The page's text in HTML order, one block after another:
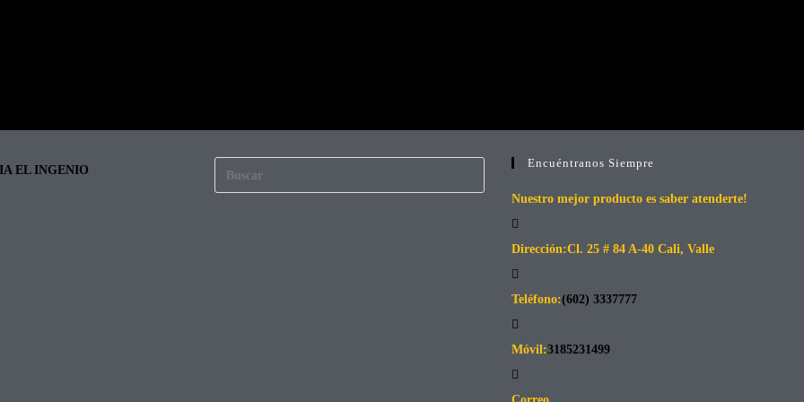
Encuéntranos Siempre
Nuestro mejor producto es saber atenderte!
Dirección:Cl. 25 # 84 A-40 Cali, Valle
Teléfono:(602) 3337777
Móvil:3185231499